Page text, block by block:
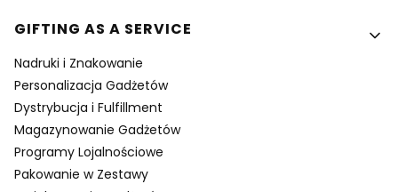
GIFTING AS A SERVICE
Nadruki i Znakowanie
Personalizacja Gadżetów
Dystrybucja i Fulfillment
Magazynowanie Gadżetów
Programy Lojalnościowe
Pakowanie w Zestawy